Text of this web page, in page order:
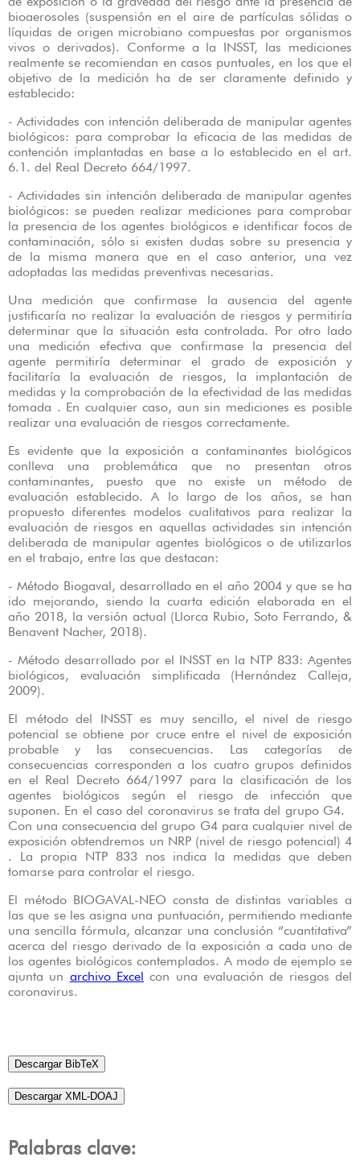
bioaerosoles (suspensión en el aire de partículas sólidas o
líquidas de origen microbiano compuestas por organismos
vivos o derivados). Conforme a la INSST, las mediciones
realmente se recomiendan en casos puntuales, en los que el
objetivo de la medición ha de ser claramente definido y
establecido:
- Actividades con intención deliberada de manipular agentes
biológicos: para comprobar la eficacia de las medidas de
contención implantadas en base a lo establecido en el art.
6.1. del Real Decreto 664/1997.
- Actividades sin intención deliberada de manipular agentes
biológicos: se pueden realizar mediciones para comprobar
la presencia de los agentes biológicos e identificar focos de
contaminación, sólo si existen dudas sobre su presencia y
de la misma manera que en el caso anterior, una vez
adoptadas las medidas preventivas necesarias.
Una medición que confirmase la ausencia del agente
justificaría no realizar la evaluación de riesgos y permitiría
determinar que la situación esta controlada. Por otro lado
una medición efectiva que confirmase la presencia del
agente permitiría determinar el grado de exposición y
facilitaría la evaluación de riesgos, la implantación de
medidas y la comprobación de la efectividad de las medidas
tomada . En cualquier caso, aun sin mediciones es posible
realizar una evaluación de riesgos correctamente.
Es evidente que la exposición a contaminantes biológicos
conlleva una problemática que no presentan otros
contaminantes, puesto que no existe un método de
evaluación establecido. A lo largo de los años, se han
propuesto diferentes modelos cualitativos para realizar la
evaluación de riesgos en aquellas actividades sin intención
deliberada de manipular agentes biológicos o de utilizarlos
en el trabajo, entre las que destacan:
- Método Biogaval, desarrollado en el año 2004 y que se ha
ido mejorando, siendo la cuarta edición elaborada en el
año 2018, la versión actual (Llorca Rubio, Soto Ferrando, &
Benavent Nacher, 2018).
- Método desarrollado por el INSST en la NTP 833: Agentes
biológicos, evaluación simplificada (Hernández Calleja,
2009).
El método del INSST es muy sencillo, el nivel de riesgo
potencial se obtiene por cruce entre el nivel de exposición
probable y las consecuencias. Las categorías de
consecuencias corresponden a los cuatro grupos definidos
en el Real Decreto 664/1997 para la clasificación de los
agentes biológicos según el riesgo de infección que
suponen. En el caso del coronavirus se trata del grupo G4.
Con una consecuencia del grupo G4 para cualquier nivel de
exposición obtendremos un NRP (nivel de riesgo potencial) 4
. La propia NTP 833 nos indica la medidas que deben
tomarse para controlar el riesgo.
El método BIOGAVAL-NEO consta de distintas variables a
las que se les asigna una puntuación, permitiendo mediante
una sencilla fórmula, alcanzar una conclusión “cuantitativa”
acerca del riesgo derivado de la exposición a cada uno de
los agentes biológicos contemplados. A modo de ejemplo se
ajunta un archivo Excel con una evaluación de riesgos del
coronavirus.
Descargar BibTeX
Descargar XML-DOAJ
Palabras clave: